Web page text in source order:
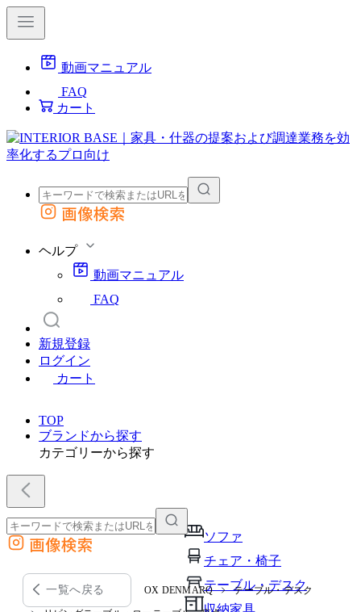
動画マニュアル
FAQ
カート
外部サイトの商品をカートに追加
画像検索
ヘルプ
動画マニュアル
FAQ
新規登録
ログイン
カート
TOP
ブランドから探す
カテゴリーから探す
ソファ
チェア・椅子
テーブル・デスク
収納家具
外部サイトの商品をカートに追加
他のサイトで見つけた商品ページのURLを貼り付けて、カートに追加できます
画像検索
一覧へ戻る OX DENMARQ テーブル・デスク